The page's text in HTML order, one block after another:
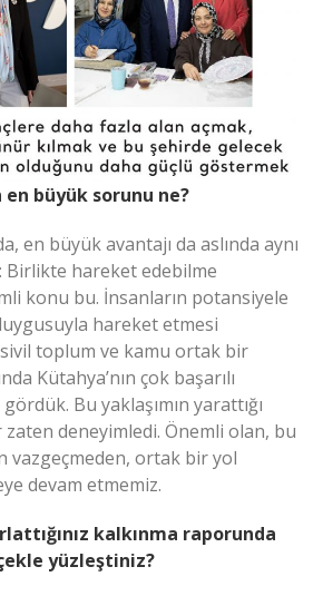
en büyük sorunu ne?
en büyük avantajı da aslında aynı
hareket edebilme
konu bu. İnsanların potansiyele
hareket etmesi
toplum ve kamu ortak bir
Kütahya’nın çok başarılı
Bu yaklaşımın yarattığı
deneyimledi. Önemli olan, bu
vazgeçmeden, ortak bir yol
devam etmemiz.
kalkınma raporunda
yüzleştiniz?